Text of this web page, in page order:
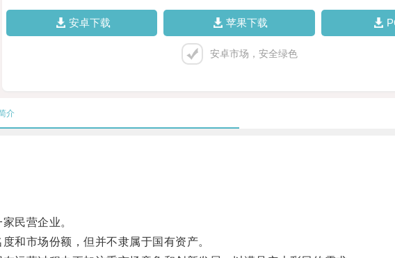
安卓下载 苹果下载
安卓市场，安全绿色
介
民营企业。
市场份额，但并不隶属于国有资产。